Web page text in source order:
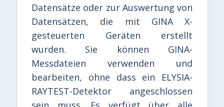
Datensätze oder zur Auswertung von
Datensätzen, die mit GINA X-
gesteuerten Geräten erstellt
wurden. Sie können GINA-
Messdateien verwenden und
bearbeiten, ohne dass ein ELYSIA-
RAYTEST-Detektor angeschlossen